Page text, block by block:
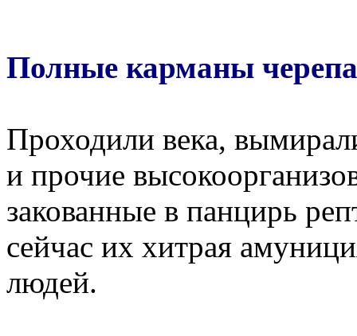
Полные карманы
Проходили века,
и прочие
закованные в панцирь
сейчас их хитрая
людей.